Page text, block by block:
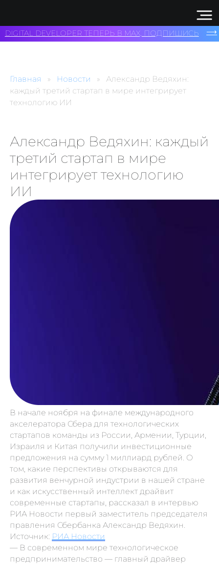
Главная Новости
Александр Ведяхин:
каждый третий стартап в мире интегрирует
технологию ИИ
Александр Ведяхин: каждый
третий стартап в мире
интегрирует технологию
ИИ
В начале ноября на финале международного
акселератора Сбера для технологических
стартапов команды из России, Армении, Турции,
Израиля и Китая получили инвестиционные
предложения на сумму 1 миллиард рублей. О
том, какие перспективы открываются для
развития венчурной индустрии в нашей стране
и как искусственный интеллект драйвит
современные стартапы, рассказал в интервью
РИА Новости первый заместитель председателя
правления Сбербанка Александр Ведяхин.
Источник: РИА Новости
— В современном мире технологическое
предпринимательство — главный драйвер